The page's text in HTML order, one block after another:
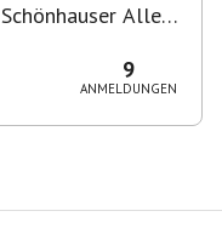
Schönhauser Allee
9
ANMELDUNGEN